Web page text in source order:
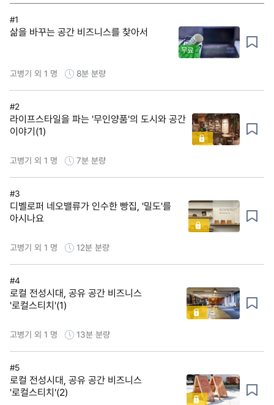
#1
삶을 바꾸는 공간 비즈니스를 찾아서
무료
고병기 외 1 명 8분 분량
#2
라이프스타일을 파는 '무인양품'의 도시와 공간
이야기(1)
고병기 외 1 명 7분 분량
#3
디벨로퍼 네오밸류가 인수한 빵집, '밀도'를
아시나요
고병기 외 1 명 12분 분량
#4
로컬 전성시대, 공유 공간 비즈니스
'로컬스티치'(1)
고병기 외 1 명 13분 분량
#5
로컬 전성시대, 공유 공간 비즈니스
'로컬스티치'(2)